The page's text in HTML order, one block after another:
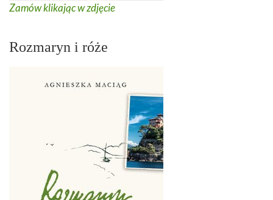
Zamów klikając w zdjęcie
Rozmaryn i róże